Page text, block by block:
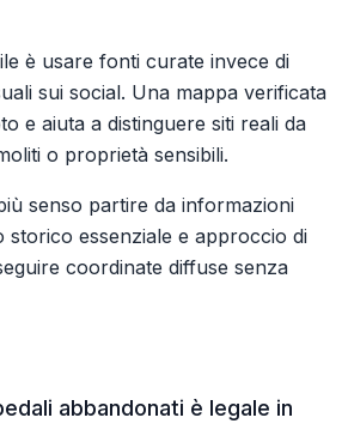
è usare fonti curate invece di
sui social. Una mappa verificata
e aiuta a distinguere siti reali da
o proprietà sensibili.
senso partire da informazioni
storico essenziale e approccio di
coordinate diffuse senza
abbandonati è legale in